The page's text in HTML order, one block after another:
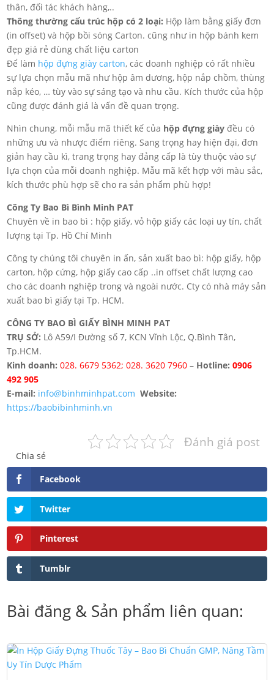
thân, đối tác khách hàng,..
Thông thường cấu trúc hộp có 2 loại: Hộp làm bằng giấy đơn
(in offset) và hộp bồi sóng Carton. cũng như in hộp bánh kem
đẹp giá rẻ dùng chất liệu carton
Để làm hộp đựng giày carton, các doanh nghiệp có rất nhiều
sự lựa chọn mẫu mã như hộp âm dương, hộp nắp chồm, thùng
nắp kéo, … tùy vào sự sáng tạo và nhu cầu. Kích thước của hộp
cũng được đánh giá là vấn đề quan trọng.
Nhìn chung, mỗi mẫu mã thiết kế của hộp đựng giày đều có
những ưu và nhược điểm riêng. Sang trọng hay hiện đại, đơn
giản hay cầu kì, trang trọng hay đảng cấp là tùy thuộc vào sự
lựa chọn của mỗi doanh nghiệp. Mẫu mã kết hợp với màu sắc,
kích thước phù hợp sẽ cho ra sản phẩm phù hợp!
Công Ty Bao Bì Bình Minh PAT
Chuyên về in bao bì : hộp giấy, vỏ hộp giấy các loại uy tín, chất
lượng tại Tp. Hồ Chí Minh
Công ty chúng tôi chuyên in ấn, sản xuất bao bì: hộp giấy, hộp
carton, hộp cứng, hộp giấy cao cấp ..in offset chất lượng cao
cho các doanh nghiệp trong và ngoài nước. Cty có nhà máy sản
xuất bao bì giấy tại Tp. HCM.
CÔNG TY BAO BÌ GIẤY BÌNH MINH PAT
TRỤ SỞ: Lô A59/I Đường số 7, KCN Vĩnh Lộc, Q.Bình Tân,
Tp.HCM.
Kinh doanh: 028. 6679 5362; ‎028. 3620 7960 – Hotline:0906
492 905
E-mail: info@binhminhpat.com Website:
https://baobibinhminh.vn
Đánh giá post
Chia sẻ
Facebook
Twitter
Pinterest
Tumblr
Bài đăng & Sản phẩm liên quan: